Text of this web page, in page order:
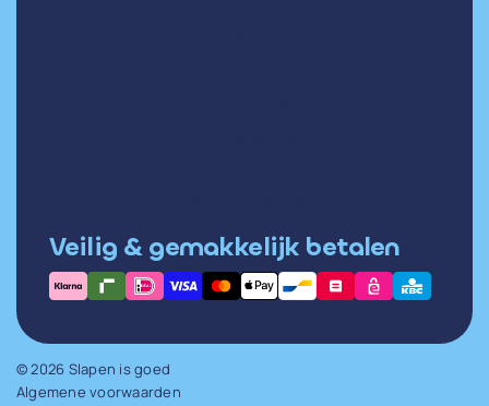
Veilig & gemakkelijk betalen
© 2026 Slapen is goed
Algemene voorwaarden